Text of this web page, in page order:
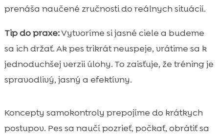
prenáša naučené zručnosti do reálnych situácií.
Tip do praxe:Vytvoríme si jasné ciele a budeme
sa ich držať. Ak pes trikrát neuspeje, vrátime sa k
jednoduchšej verzii úlohy. To zaisťuje, že tréning je
spravodlivý, jasný a efektívny.
Koncepty samokontroly prepojíme do krátkych
postupov. Pes sa naučí pozrieť, počkať, obrátiť sa